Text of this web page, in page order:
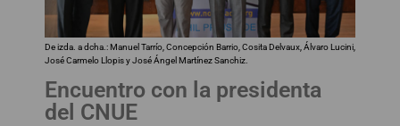
De izda. a dcha.: Manuel Tarrío, Concepción Barrio, Cosita Delvaux, Álvaro Lucini,
José Carmelo Llopis y José Ángel Martínez Sanchiz.
Encuentro con la presidenta
del CNUE